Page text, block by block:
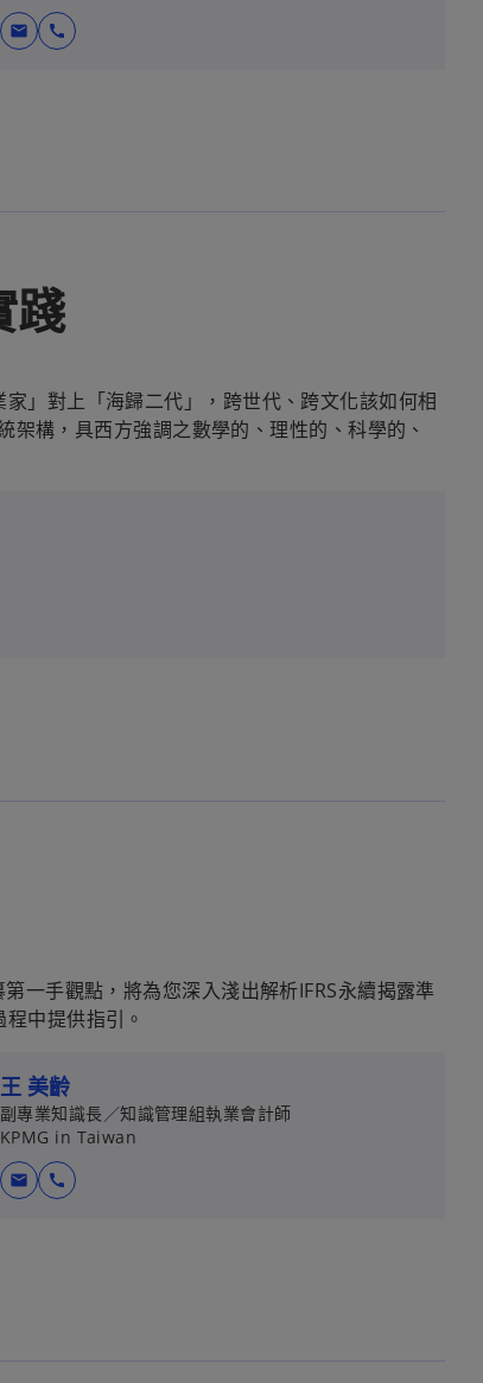
mail call
踐
」對上「海歸二代」，跨世代、跨文化該如何相
構，具西方強調之數學的、理性的、科學的、
一手觀點，將為您深入淺出解析IFRS永續揭露準
中提供指引。
王 美齡
副專業知識長／知識管理組執業會計師
KPMG in Taiwan
mail call